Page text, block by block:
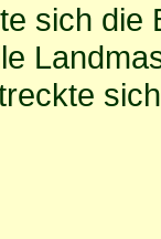
sich